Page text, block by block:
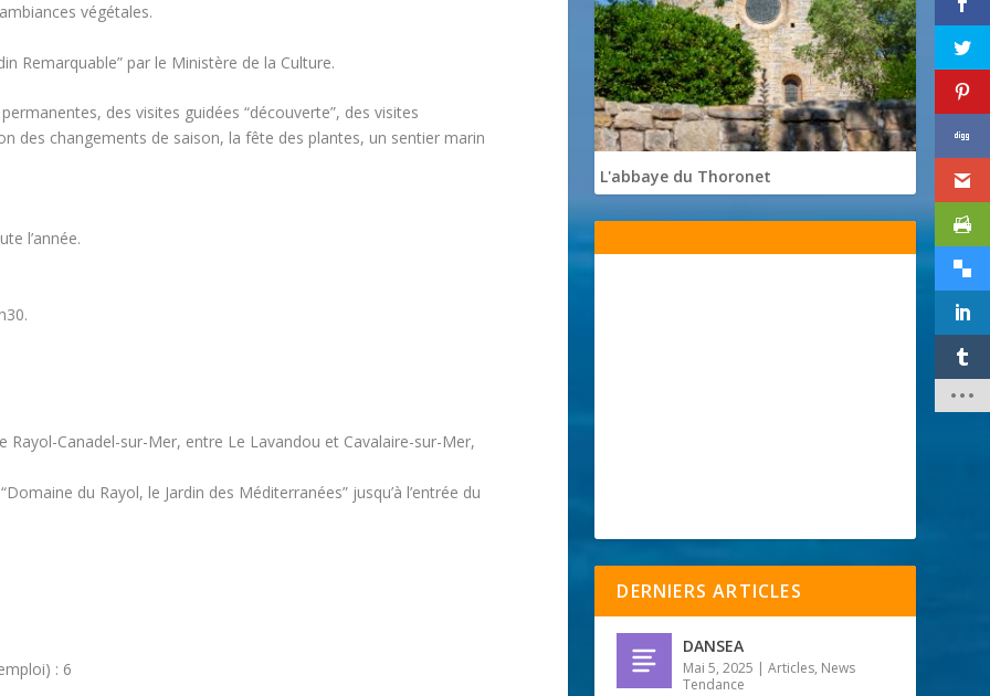
végétales.
Remarquable” par le Ministère de la Culture.
des visites guidées “découverte”, des visites
des changements de saison, la fête des plantes, un sentier marin
l’année.
Canadel-sur-Mer, entre Le Lavandou et Cavalaire-sur-Mer,
du Rayol, le Jardin des Méditerranées” jusqu’à l’entrée du
: 6
L'abbaye du Thoronet
DERNIERS ARTICLES
DANSEA
Mai 5, 2025 |Articles, News
Tendance